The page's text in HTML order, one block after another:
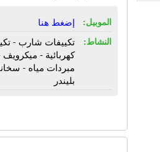
الموبيل: إضغط هنا
النشاط:
تكييفات شارب -
كهربائية - ميكرويف
مبردات مياه -
بليندر